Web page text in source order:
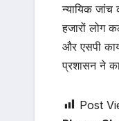
न्यायिक
हजारों लोग
और एसपी
प्रशासन ने
Post